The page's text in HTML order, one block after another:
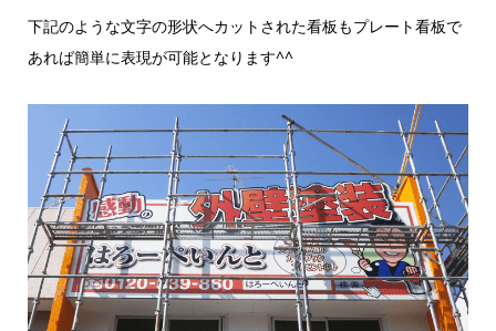
下記のような文字の形状へカットされた看板もプレート看板で
あれば簡単に表現が可能となります^^